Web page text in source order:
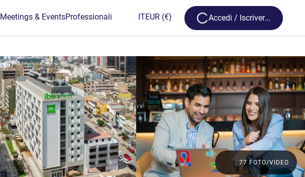
Meetings & EventsProfessionali ITEUR (€) Loading...
Accedi / Iscriversi
77 FOTO/VIDEO